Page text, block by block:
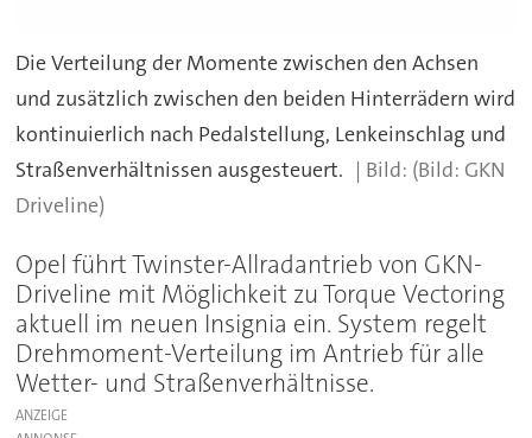
Die Verteilung der Momente zwischen den Achsen
und zusätzlich zwischen den beiden Hinterrädern wird
kontinuierlich nach Pedalstellung, Lenkeinschlag und
Straßenverhältnissen ausgesteuert.
(Bild: GKN
Driveline)
Opel führt Twinster-Allradantrieb von GKN-
Driveline mit Möglichkeit zu Torque Vectoring
aktuell im neuen Insignia ein. System regelt
Drehmoment-Verteilung im Antrieb für alle
Wetter- und Straßenverhältnisse.
ANZEIGE